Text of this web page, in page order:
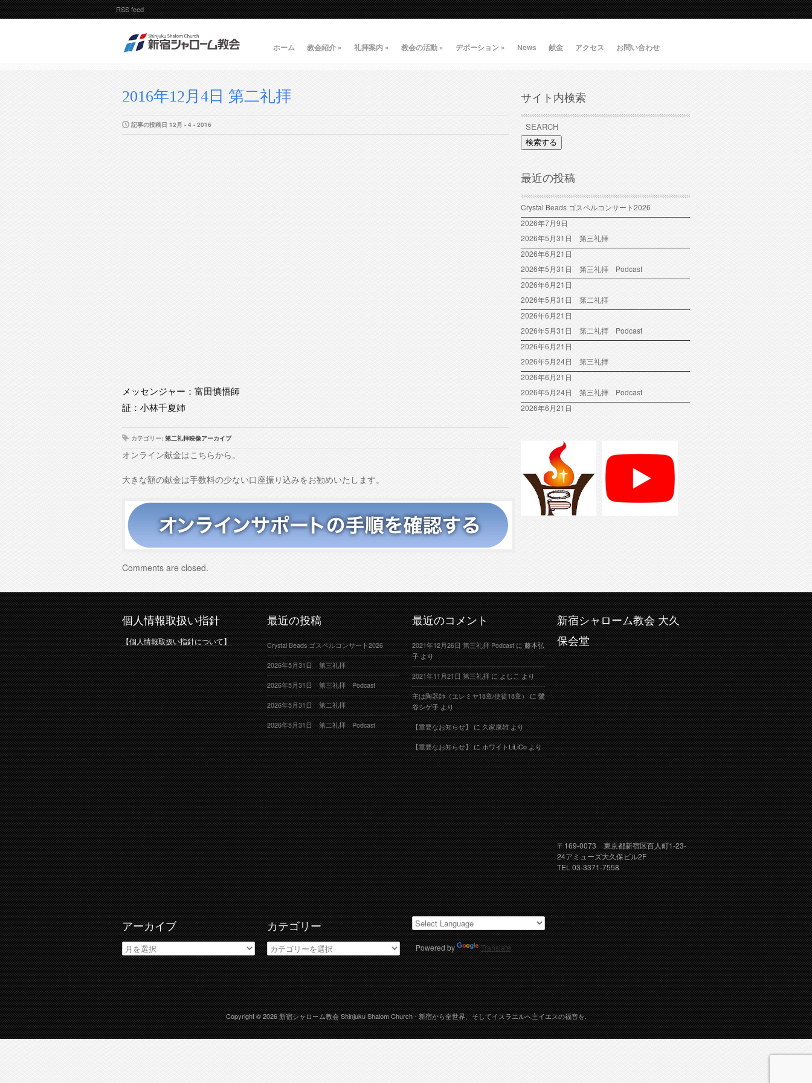
RSS feed
ホーム 教会紹介 » 礼拝案内 » 教会の活動 » デボーション » News 献金 アクセス お問い合わせ
2016年12月4日 第二礼拝
記事の投稿日 12月 - 4 - 2016
メッセンジャー：富田慎悟師
証：小林千夏姉
カテゴリー: 第二礼拝映像アーカイブ
オンライン献金はこちらから。
大きな額の献金は手数料の少ない口座振り込みをお勧めいたします。
Comments are closed.
サイト内検索
検索する
最近の投稿
Crystal Beads ゴスペルコンサート2026
2026年7月9日
2026年5月31日 第三礼拝
2026年6月21日
2026年5月31日 第三礼拝 Podcast
2026年6月21日
2026年5月31日 第二礼拝
2026年6月21日
2026年5月31日 第二礼拝 Podcast
2026年6月21日
2026年5月24日 第三礼拝
2026年6月21日
2026年5月24日 第三礼拝 Podcast
2026年6月21日
個人情報取扱い指針
【個人情報取扱い指針について】
最近の投稿
Crystal Beads ゴスペルコンサート2026
2026年5月31日 第三礼拝
2026年5月31日 第三礼拝 Podcast
2026年5月31日 第二礼拝
2026年5月31日 第二礼拝 Podcast
最近のコメント
2021年12月26日 第三礼拝 Podcastに藤本弘
子より
2021年11月21日 第三礼拝によしこより
主は陶器師（エレミヤ18章/使徒18章）に鷺
谷シゲ子より
【重要なお知らせ】に久家康雄より
【重要なお知らせ】にホワイトLiLiCoより
新宿シャローム教会 大久
保会堂
〒169-0073 東京都新宿区百人町1-23-
24アミューズ大久保ビル2F
TEL 03-3371-7558
アーカイブ
ア
ー
カ
イ
ブ
カテゴリー
カ
テ
ゴ
リ
ー
Powered by Translate
Copyright © 2026新宿シャローム教会 Shinjuku Shalom Church- 新宿から全世界、そしてイスラエルへ主イエスの福音を.